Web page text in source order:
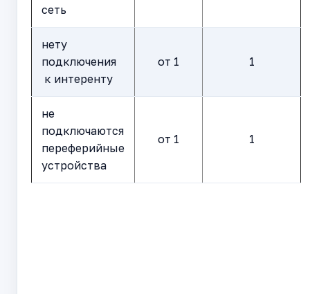
сеть
нету
подключения
к интеренту
от 1 1
не
подключаются
переферийные
устройства
от 1 1